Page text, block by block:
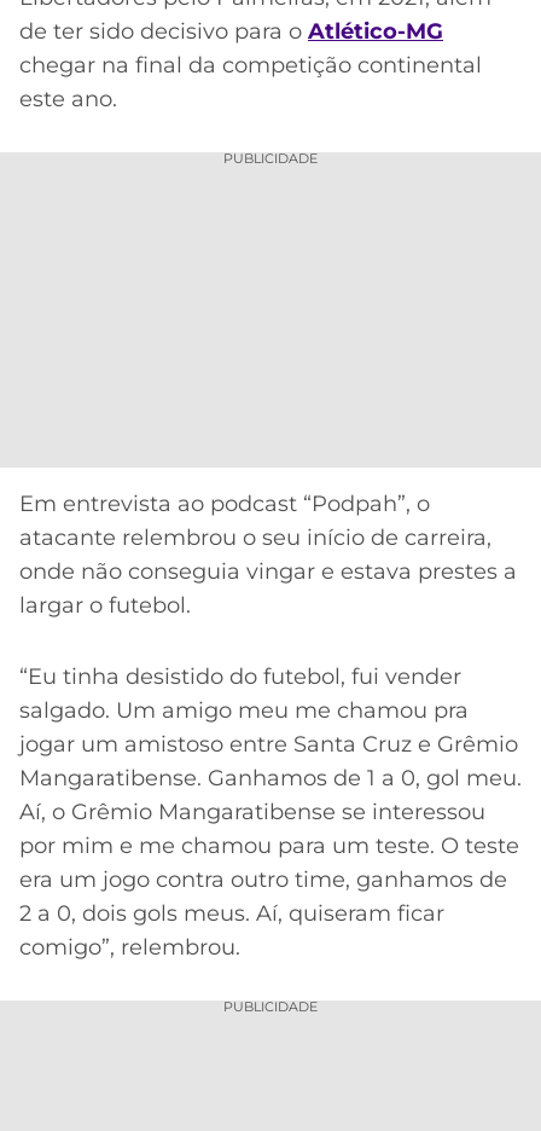
ONLINE
2026
GRÊMIO
MG
LALIGA
de ter sido decisivo para o Atlético-MG
chegar na final da competição continental
este ano.
PUBLICIDADE
Em entrevista ao podcast “Podpah”, o
atacante relembrou o seu início de carreira,
onde não conseguia vingar e estava prestes a
largar o futebol.
“Eu tinha desistido do futebol, fui vender
salgado. Um amigo meu me chamou pra
jogar um amistoso entre Santa Cruz e Grêmio
Mangaratibense. Ganhamos de 1 a 0, gol meu.
Aí, o Grêmio Mangaratibense se interessou
por mim e me chamou para um teste. O teste
era um jogo contra outro time, ganhamos de
2 a 0, dois gols meus. Aí, quiseram ficar
comigo”, relembrou.
PUBLICIDADE